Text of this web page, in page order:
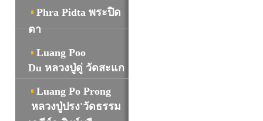
Phra Pidta พระปิด
ตา
Luang Poo
Du หลวงปู่ดู่ วัดสะแก
Luang Po Prong
หลวงปู่ปรง'วัดธรรม